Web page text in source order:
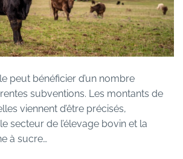
peut bénéficier d’un nombre
subventions. Les montants de
viennent d’être précisés,
secteur de l’élevage bovin et la
à sucre…